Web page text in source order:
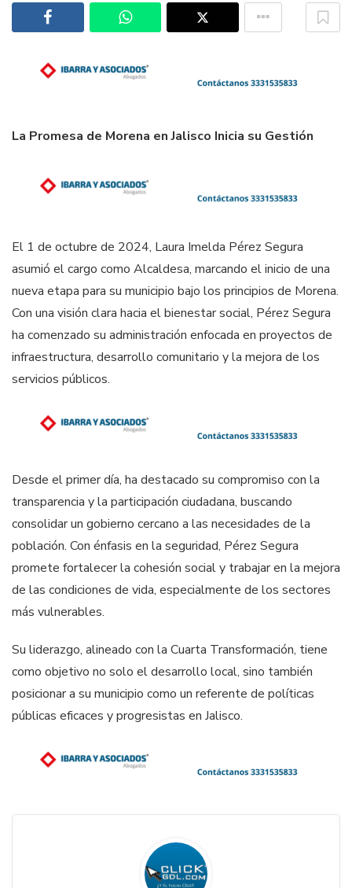
La Promesa de Morena en Jalisco Inicia su Gestión
El 1 de octubre de 2024, Laura Imelda Pérez Segura
asumió el cargo como Alcaldesa, marcando el inicio de una
nueva etapa para su municipio bajo los principios de Morena.
Con una visión clara hacia el bienestar social, Pérez Segura
ha comenzado su administración enfocada en proyectos de
infraestructura, desarrollo comunitario y la mejora de los
servicios públicos.
Desde el primer día, ha destacado su compromiso con la
transparencia y la participación ciudadana, buscando
consolidar un gobierno cercano a las necesidades de la
población. Con énfasis en la seguridad, Pérez Segura
promete fortalecer la cohesión social y trabajar en la mejora
de las condiciones de vida, especialmente de los sectores
más vulnerables.
Su liderazgo, alineado con la Cuarta Transformación, tiene
como objetivo no solo el desarrollo local, sino también
posicionar a su municipio como un referente de políticas
públicas eficaces y progresistas en Jalisco.